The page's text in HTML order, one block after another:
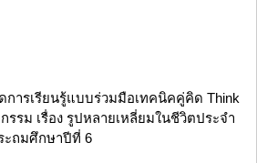
การเรียนรู้แบบร่วมมือเทคนิคคู่คิด Think
รรม เรื่อง รูปหลายเหลี่ยมในชีวิตประจำ
ะถมศึกษาปีที่ 6